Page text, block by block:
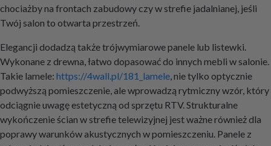
chociażby na frontach zabudowy czy w strefie jadalnianej, jeśli
Twój salon to otwarta przestrzeń.
Elegancji dodadzą także trójwymiarowe panele lub listewki.
Wykonane z drewna, łatwo dopasować do innych mebli w salonie.
Takie lamele: https://4wall.pl/181_lamele, nie tylko optycznie
podwyższą pomieszczenie, ale wprowadzą rytmiczny wzór, który
odciągnie uwagę estetyczną od sprzętu RTV. Strukturalne
wykończenie ścian w strefie telewizyjnej jest ważne również dla
poprawy warunków akustycznych w pomieszczeniu. Panele z